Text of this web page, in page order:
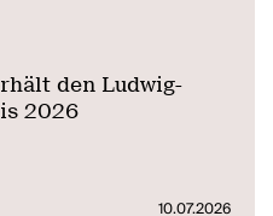
den Ludwig-
2026
10.07.2026